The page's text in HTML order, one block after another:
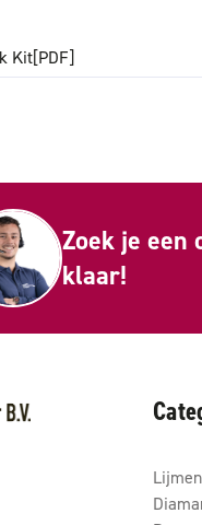
Kit[PDF]
Zoek je een
klaar!